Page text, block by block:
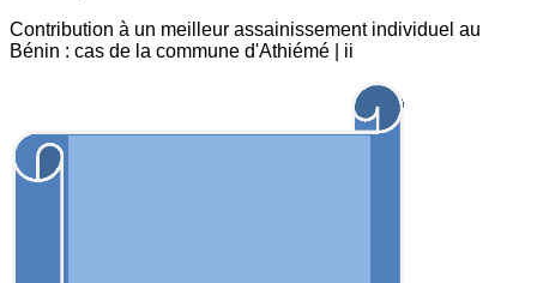
Contribution à un meilleur assainissement individuel au
Bénin : cas de la commune d'Athiémé | ii